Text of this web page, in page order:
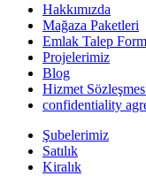
Hakkımızda
Mağaza Paketleri
Emlak Talep
Projelerimiz
Blog
Hizmet
confidentiality
Şubelerimiz
Satılık
Kiralık